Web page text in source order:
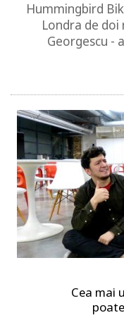
Hummingbird
Londra de
Georgescu -
Cea mai